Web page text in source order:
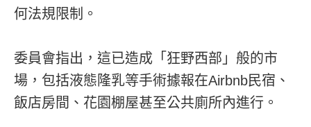
何法規限制。
委員會指出，這已造成「狂野西部」般的市
場，包括液態隆乳等手術據報在Airbnb民宿、
飯店房間、花園棚屋甚至公共廁所內進行。